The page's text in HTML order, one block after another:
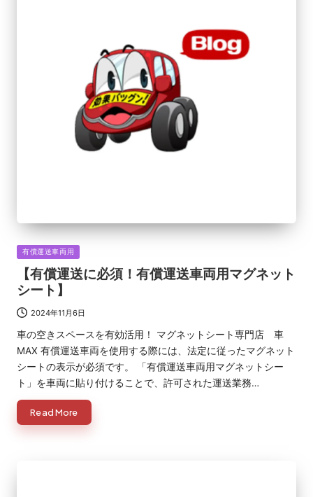
Posted
有償運送車両用
【有償運送に必須！有償運送車両用マグネット
シート】
2024年11月6日
車の空きスペースを有効活用！ マグネットシート専門店 車
MAX 有償運送車両を使用する際には、法定に従ったマグネット
シートの表示が必須です。 「有償運送車両用マグネットシー
ト」を車両に貼り付けることで、許可された運送業務…
Read More